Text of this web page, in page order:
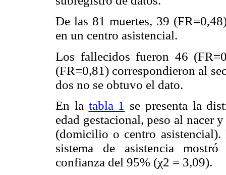
De las 81 muertes, 39
en un centro asistencial.
Los fallecidos fueron 46
(FR=0,81) correspondieron al
dos no se obtuvo el dato.
En la tabla 1 se presenta la
edad gestacional, peso al nacer
(domicilio o centro
sistema de asistencia
confianza del 95% (χ2 = 3,09).